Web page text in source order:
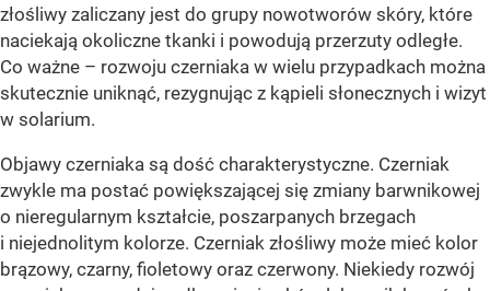
złośliwy zaliczany jest do grupy nowotworów skóry, które
naciekają okoliczne tkanki i powodują przerzuty odległe.
Co ważne – rozwoju czerniaka w wielu przypadkach można
skutecznie uniknąć, rezygnując z kąpieli słonecznych i wizyt
w solarium.
Objawy czerniaka są dość charakterystyczne. Czerniak
zwykle ma postać powiększającej się zmiany barwnikowej
o nieregularnym kształcie, poszarpanych brzegach
i niejednolitym kolorze. Czerniak złośliwy może mieć kolor
brązowy, czarny, fioletowy oraz czerwony. Niekiedy rozwój